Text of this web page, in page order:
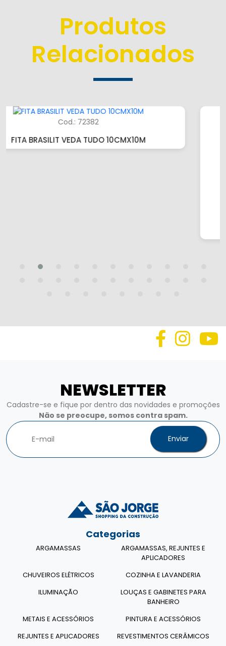
Produtos
Relacionados
NEWSLETTER
Cadastre-se e fique por dentro das novidades e promoções
Não se preocupe, somos contra spam.
Enviar
Categorias
ARGAMASSAS
ARGAMASSAS, REJUNTES E
APLICADORES
CHUVEIROS ELÉTRICOS
COZINHA E LAVANDERIA
ILUMINAÇÃO
LOUÇAS E GABINETES PARA
BANHEIRO
METAIS E ACESSÓRIOS
PINTURA E ACESSÓRIOS
REJUNTES E APLICADORES
REVESTIMENTOS CERÂMICOS